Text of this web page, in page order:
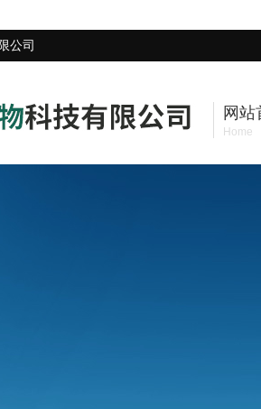
公司
网站
Home